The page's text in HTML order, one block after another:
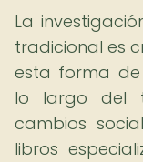
La
tradicional es
esta forma de
lo largo del
cambios
libros